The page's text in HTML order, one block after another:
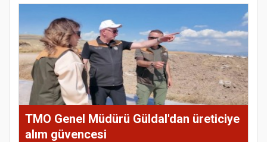
TMO Genel Müdürü Güldal'dan üreticiye
alım güvencesi